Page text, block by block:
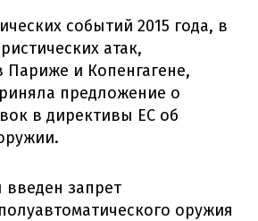
событий 2015 года, в
атак,
и Копенгагене,
предложение о
в директивы ЕС об
введен запрет
оружия